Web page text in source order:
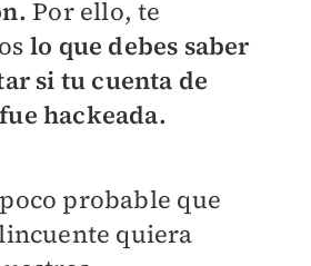
Por ello, te
lo que debes saber
si tu cuenta de
hackeada.
probable que
quiera